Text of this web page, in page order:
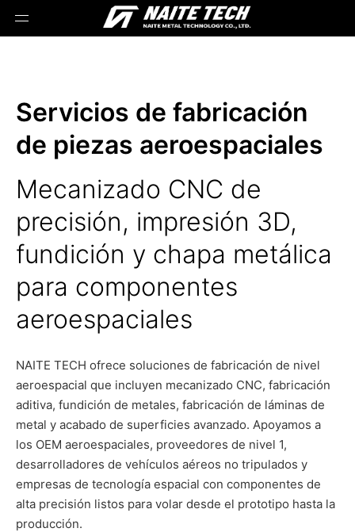
Servicios de fabricación
de piezas aeroespaciales
Mecanizado CNC de
precisión, impresión 3D,
fundición y chapa metálica
para componentes
aeroespaciales
NAITE TECH ofrece soluciones de fabricación de nivel
aeroespacial que incluyen mecanizado CNC, fabricación
aditiva, fundición de metales, fabricación de láminas de
metal y acabado de superficies avanzado. Apoyamos a
los OEM aeroespaciales, proveedores de nivel 1,
desarrolladores de vehículos aéreos no tripulados y
empresas de tecnología espacial con componentes de
alta precisión listos para volar desde el prototipo hasta la
producción.